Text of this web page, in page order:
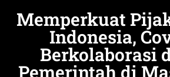
Memperkuat
Indonesia,
Berkolaborasi
Pemerintah di